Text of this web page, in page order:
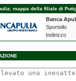
mappa della filiale di
Banca
Sportello
Indirizzo